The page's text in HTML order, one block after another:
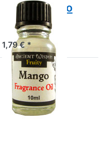
Duftöl Mango
Duftöl Mango
1,79 € *
Drücken
Sie
ENTER
für mehr
Optionen
zu Duftöl